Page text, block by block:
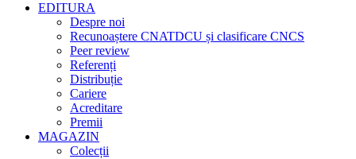
EDITURA
Despre noi
Recunoaștere CNATDCU și clasificare CNCS
Peer review
Referenți
Distribuție
Cariere
Acreditare
Premii
MAGAZIN
Colecții